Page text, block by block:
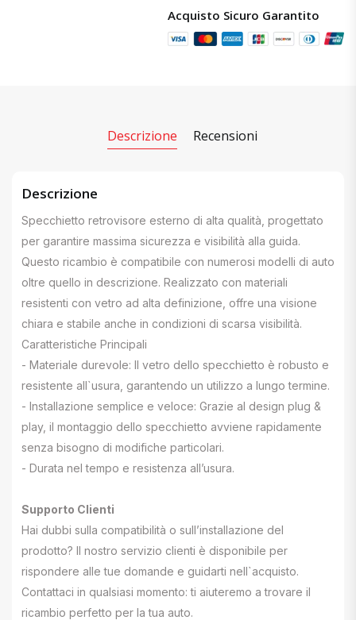
Acquisto Sicuro Garantito
Descrizione Recensioni
Descrizione
Specchietto retrovisore esterno di alta qualità, progettato
per garantire massima sicurezza e visibilità alla guida.
Questo ricambio è compatibile con numerosi modelli di auto
oltre quello in descrizione. Realizzato con materiali
resistenti con vetro ad alta definizione, offre una visione
chiara e stabile anche in condizioni di scarsa visibilità.
Caratteristiche Principali
- Materiale durevole: Il vetro dello specchietto è robusto e
resistente all`usura, garantendo un utilizzo a lungo termine.
- Installazione semplice e veloce: Grazie al design plug &
play, il montaggio dello specchietto avviene rapidamente
senza bisogno di modifiche particolari.
- Durata nel tempo e resistenza all’usura.
Supporto Clienti
Hai dubbi sulla compatibilità o sull’installazione del
prodotto? Il nostro servizio clienti è disponibile per
rispondere alle tue domande e guidarti nell`acquisto.
Contattaci in qualsiasi momento: ti aiuteremo a trovare il
ricambio perfetto per la tua auto.